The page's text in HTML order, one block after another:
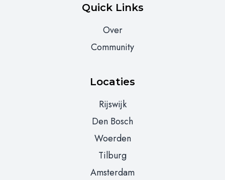
Quick Links
Over
Community
Locaties
Rijswijk
Den Bosch
Woerden
Tilburg
Amsterdam